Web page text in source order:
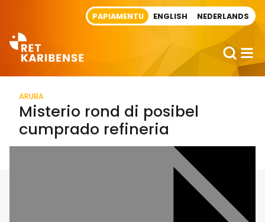
PAPIAMENTU ENGLISH NEDERLANDS
ARUBA
Misterio rond di posibel
cumprado refineria